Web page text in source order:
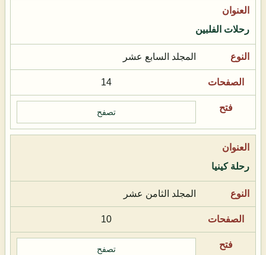
رحلات الفلبين
المجلد السابع عشر
14
تصفح
رحلة كينيا
المجلد الثامن عشر
10
تصفح